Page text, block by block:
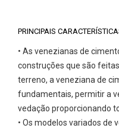
PRINCIPAIS
• As venezianas de
construções que são
terreno, a veneziana de
fundamentais, permitir a
vedação proporcionando
• Os modelos variados de